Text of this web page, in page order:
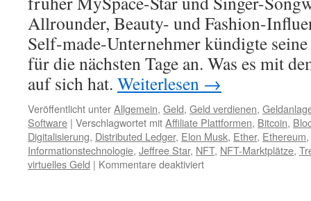
Allrounder, Beauty- und Fashion-
Self-made-Unternehmer kündigte
für die nächsten Tage an. Was es mit
auf sich hat. Weiterlesen →
Veröffentlicht unterAllgemein, Geld, Geld verdienen,
Software | Verschlagwortet mitAffiliate Plattformen, Bitcoin,
Digitalisierung, Distributed Ledger, Elon Musk, Ether, Ethereum,
Informationstechnologie, Jeffree Star, NFT, NFT-Marktplätze,
virtuelles Geld | Kommentare deaktiviert